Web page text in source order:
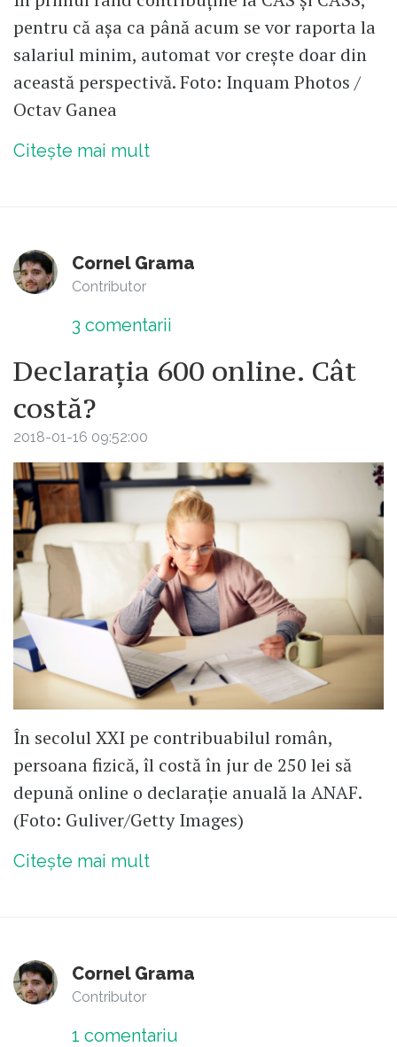
pentru că așa ca până acum se vor raporta la
salariul minim, automat vor crește doar din
această perspectivă. Foto: Inquam Photos /
Octav Ganea
Citește mai mult
Cornel Grama
Contributor
3 comentarii
Declarația 600 online. Cât
costă?
2018-01-16 09:52:00
În secolul XXI pe contribuabilul român,
persoana fizică, îl costă în jur de 250 lei să
depună online o declarație anuală la ANAF.
(Foto: Guliver/Getty Images)
Citește mai mult
Cornel Grama
Contributor
1 comentariu